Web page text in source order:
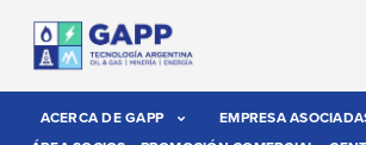
ACERCA DE GAPP EMPRESA